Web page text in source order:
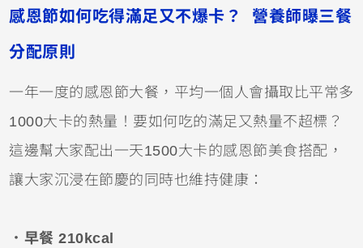
感恩節如何吃得滿足又不爆卡？ 營養師曝三餐
分配原則
一年一度的感恩節大餐，平均一個人會攝取比平常多
1000大卡的熱量！ 要如何吃的滿足又熱量不超標？
這邊幫大家配出一天1500大卡的感恩節美食搭配，
讓大家沉浸在節慶的同時也維持健康：
．早餐 210kcal